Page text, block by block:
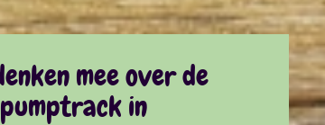
mee over de
in